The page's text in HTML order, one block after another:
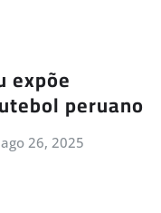
expõe
peruano
ago 26, 2025